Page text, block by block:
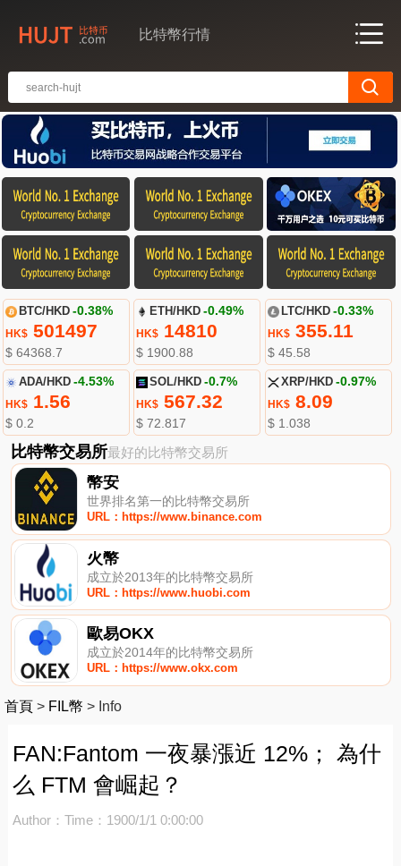
比特幣行情
BTC/HKD -0.38%
HK$501497
$ 64368.7
ETH/HKD -0.49%
HK$ 14810
$ 1900.88
LTC/HKD -0.33%
HK$355.11
$ 45.58
ADA/HKD -4.53%
HK$1.56
$ 0.2
SOL/HKD -0.7%
HK$ 567.32
$ 72.817
XRP/HKD -0.97%
HK$8.09
$ 1.038
比特幣交易所最好的比特幣交易所
幣安
世界排名第一的比特幣交易所
URL：https://www.binance.com
火幣
成立於2013年的比特幣交易所
URL：https://www.huobi.com
歐易OKX
成立於2014年的比特幣交易所
URL：https://www.okx.com
首頁 > FIL幣 > Info
FAN:Fantom 一夜暴漲近 12%； 為什
么 FTM 會崛起？
Author： Time：1900/1/1 0:00:00